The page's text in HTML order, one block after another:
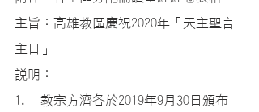
主旨：高雄教區慶祝2020年「天主聖言
主日」
說明：
教宗方濟各於2019年9月30日頒布